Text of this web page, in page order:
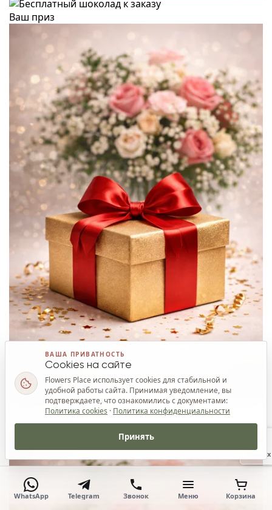
Ваш приз
Ваш приз
WhatsApp Telegram Звонок Меню Корзина
Наверх
ВАША ПРИВАТНОСТЬ
Cookies на сайте
Flowers Place использует cookies для стабильной и
удобной работы сайта. Принимая уведомление, вы
подтверждаете, что ознакомились с документами:
Политика cookies · Политика конфиденциальности
Принять